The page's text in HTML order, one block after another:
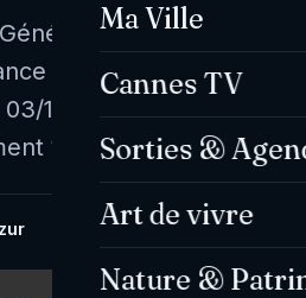
Ma Ville
Cannes TV
Sorties &
Art de vivre
Nature &
Génération en cours...
3 Provence-Alpes-
10/2024, 01:50
? Contactez-nous ! →